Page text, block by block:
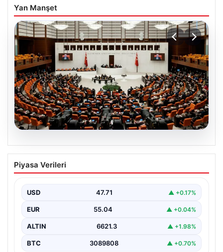
Yan Manşet
05.08.2026
Şehit Aileleri ve Gazilere Yönelik
Haklarda Yeni Dönem Başladı
Komisyonu’nda önemli bir düzenleme kabul edildi. Bu…
Piyasa Verileri
USD 47.71 ▲ +0.17%
EUR 55.04 ▲ +0.04%
ALTIN 6621.3 ▲ +1.98%
BTC 3089808 ▲ +0.70%